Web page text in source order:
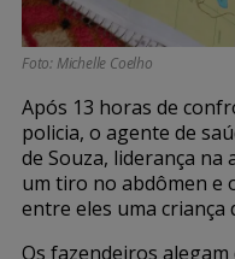
Foto: Michelle Coelho
Após 13 horas de
policia, o agente de
de Souza, liderança na
um tiro no abdômen e
entre eles uma criança
Os fazendeiros